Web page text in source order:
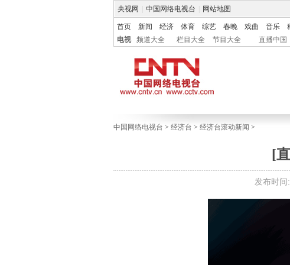
央视网 中国网络电视台 网站地图
首页 新闻 经济 体育 综艺 春晚 戏曲 音乐
电视
频道大全 栏目大全 节目大全 直播中国
中国网络电视台 > 经济台 > 经济台滚动新闻 >
[
发布时